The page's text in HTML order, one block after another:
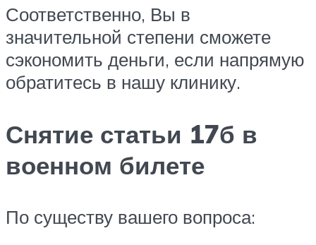
Соответственно, Вы в
значительной степени сможете
сэкономить деньги, если напрямую
обратитесь в нашу клинику.
Снятие статьи 17б в
военном билете
По существу вашего вопроса: